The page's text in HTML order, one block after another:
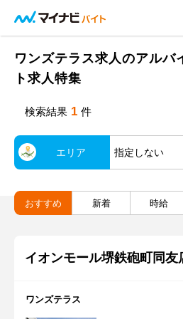
ワンズテラス求人のアルバ
ト求人特集
検索結果 1 件
エリア 指定しない
おすすめ 新着 時給
イオンモール堺鉄砲町同友
ワンズテラス